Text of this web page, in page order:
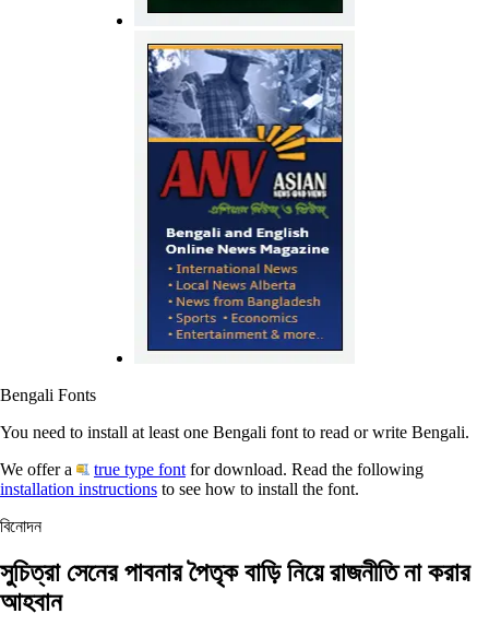
Bengali Fonts
You need to install at least one Bengali font to read or write Bengali.
We offer a
true type font for download. Read the following
installation instructions to see how to install the font.
বিনোদন
সুচিত্রা সেনের পাবনার পৈতৃক বাড়ি নিয়ে রাজনীতি না করার
আহবান